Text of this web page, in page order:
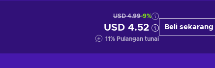
USD 4.99-9%
USD 4.52
11% Pulangan tunai
Beli sekarang